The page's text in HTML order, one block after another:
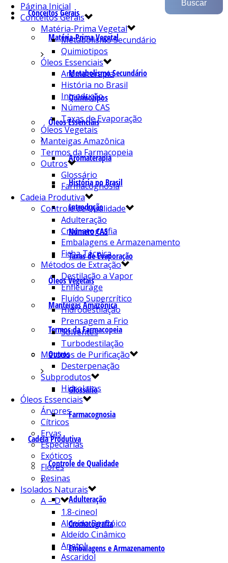
Conceitos Gerais
Matéria-Prima Vegetal
Metabolismo Secundário
Quimiotipos
Óleos Essenciais
Aromaterapia
História no Brasil
Introdução
Número CAS
Taxas de Evaporação
Óleos Vegetais
Manteigas Amazônica
Termos da Farmacopeia
Outros
Glossário
Farmacognosia
Cadeia Produtiva
Controle de Qualidade
Adulteração
Cromatografia
Embalagens e Armazenamento
Página Inicial
Conceitos Gerais
Matéria-Prima Vegetal
Metabolismo Secundário
Quimiotipos
Óleos Essenciais
Aromaterapia
História no Brasil
Introdução
Número CAS
Taxas de Evaporação
Óleos Vegetais
Manteigas Amazônica
Termos da Farmacopeia
Outros
Glossário
Farmacognosia
Cadeia Produtiva
Controle de Qualidade
Adulteração
Cromatografia
Embalagens e Armazenamento
Ficha Técnica
Métodos de Extração
Destilação a Vapor
Enfleurage
Fluído Supercrítico
Hidrodestilação
Prensagem a Frio
Solventes
Turbodestilação
Métodos de Purificação
Desterpenação
Subprodutos
Hidrolatos
Óleos Essenciais
Árvores
Cítricos
Ervas
Especiarias
Exóticos
Flores
Resinas
Isolados Naturais
A – D
1.8-cineol
Aldeído Benzóico
Aldeído Cinâmico
Anetol
Ascaridol